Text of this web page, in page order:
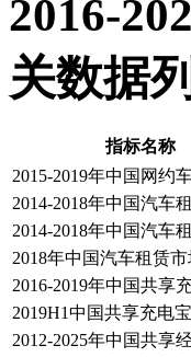
2016-
关数据
指标名称
2015-2019年中国网约
2014-2018年中国汽车
2014-2018年中国汽车
2018年中国汽车租赁
2016-2019年中国共享
2019H1中国共享充电
2012-2025年中国共享